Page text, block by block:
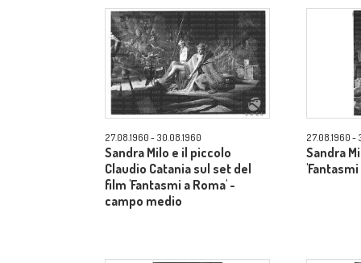
27.08.1960 - 30.08.1960
Sandra Milo e il piccolo
Claudio Catania sul set del
film 'Fantasmi a Roma' -
campo medio
27.08.1960 -
Sandra